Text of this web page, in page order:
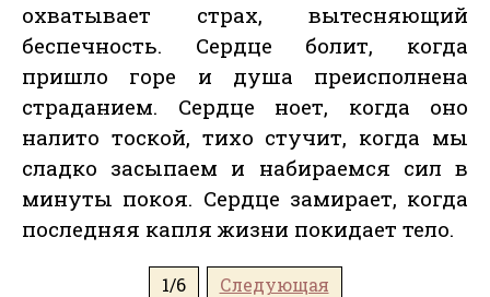
охватывает страх, вытесняющий
беспечность. Сердце болит, когда
пришло горе и душа преисполнена
страданием. Сердце ноет, когда оно
налито тоской, тихо стучит, когда мы
сладко засыпаем и набираемся сил в
минуты покоя. Сердце замирает, когда
последняя капля жизни покидает тело.
1/6 Следующая